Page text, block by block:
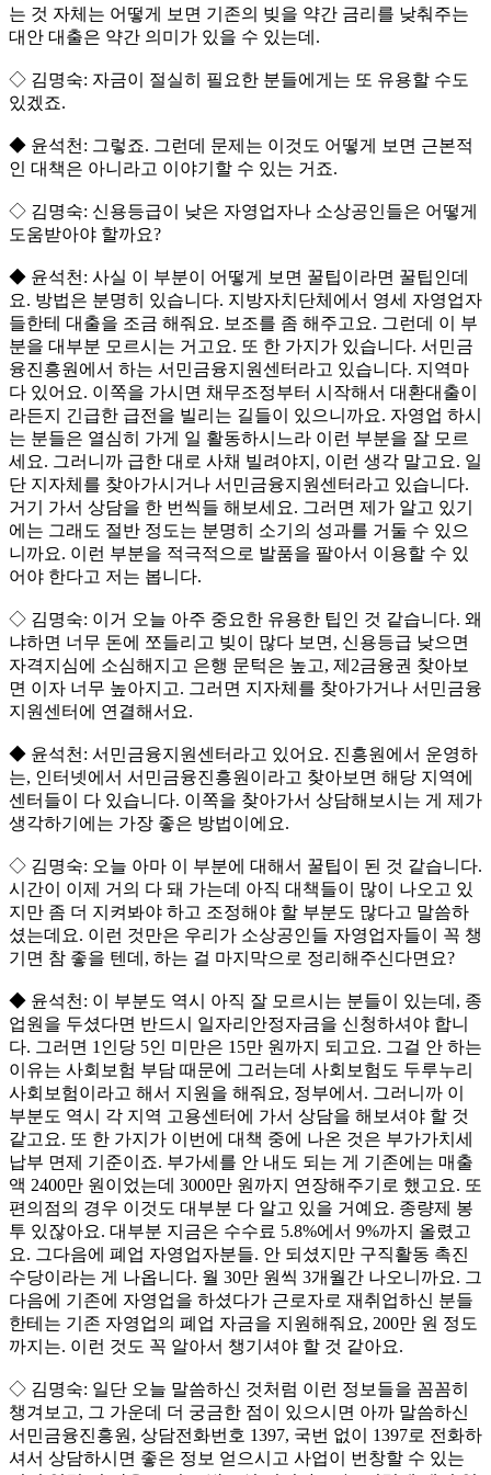
는 것 자체는 어떻게 보면 기존의 빚을 약간 금리를 낮춰주는
대안 대출은 약간 의미가 있을 수 있는데.
◇ 김명숙: 자금이 절실히 필요한 분들에게는 또 유용할 수도
있겠죠.
◆ 윤석천: 그렇죠. 그런데 문제는 이것도 어떻게 보면 근본적
인 대책은 아니라고 이야기할 수 있는 거죠.
◇ 김명숙: 신용등급이 낮은 자영업자나 소상공인들은 어떻게
도움받아야 할까요?
◆ 윤석천: 사실 이 부분이 어떻게 보면 꿀팁이라면 꿀팁인데
요. 방법은 분명히 있습니다. 지방자치단체에서 영세 자영업자
들한테 대출을 조금 해줘요. 보조를 좀 해주고요. 그런데 이 부
분을 대부분 모르시는 거고요. 또 한 가지가 있습니다. 서민금
융진흥원에서 하는 서민금융지원센터라고 있습니다. 지역마
다 있어요. 이쪽을 가시면 채무조정부터 시작해서 대환대출이
라든지 긴급한 급전을 빌리는 길들이 있으니까요. 자영업 하시
는 분들은 열심히 가게 일 활동하시느라 이런 부분을 잘 모르
세요. 그러니까 급한 대로 사채 빌려야지, 이런 생각 말고요. 일
단 지자체를 찾아가시거나 서민금융지원센터라고 있습니다.
거기 가서 상담을 한 번씩들 해보세요. 그러면 제가 알고 있기
에는 그래도 절반 정도는 분명히 소기의 성과를 거둘 수 있으
니까요. 이런 부분을 적극적으로 발품을 팔아서 이용할 수 있
어야 한다고 저는 봅니다.
◇ 김명숙: 이거 오늘 아주 중요한 유용한 팁인 것 같습니다. 왜
냐하면 너무 돈에 쪼들리고 빚이 많다 보면, 신용등급 낮으면
자격지심에 소심해지고 은행 문턱은 높고, 제2금융권 찾아보
면 이자 너무 높아지고. 그러면 지자체를 찾아가거나 서민금융
지원센터에 연결해서요.
◆ 윤석천: 서민금융지원센터라고 있어요. 진흥원에서 운영하
는, 인터넷에서 서민금융진흥원이라고 찾아보면 해당 지역에
센터들이 다 있습니다. 이쪽을 찾아가서 상담해보시는 게 제가
생각하기에는 가장 좋은 방법이에요.
◇ 김명숙: 오늘 아마 이 부분에 대해서 꿀팁이 된 것 같습니다.
시간이 이제 거의 다 돼 가는데 아직 대책들이 많이 나오고 있
지만 좀 더 지켜봐야 하고 조정해야 할 부분도 많다고 말씀하
셨는데요. 이런 것만은 우리가 소상공인들 자영업자들이 꼭 챙
기면 참 좋을 텐데, 하는 걸 마지막으로 정리해주신다면요?
◆ 윤석천: 이 부분도 역시 아직 잘 모르시는 분들이 있는데, 종
업원을 두셨다면 반드시 일자리안정자금을 신청하셔야 합니
다. 그러면 1인당 5인 미만은 15만 원까지 되고요. 그걸 안 하는
이유는 사회보험 부담 때문에 그러는데 사회보험도 두루누리
사회보험이라고 해서 지원을 해줘요, 정부에서. 그러니까 이
부분도 역시 각 지역 고용센터에 가서 상담을 해보셔야 할 것
같고요. 또 한 가지가 이번에 대책 중에 나온 것은 부가가치세
납부 면제 기준이죠. 부가세를 안 내도 되는 게 기존에는 매출
액 2400만 원이었는데 3000만 원까지 연장해주기로 했고요. 또
편의점의 경우 이것도 대부분 다 알고 있을 거예요. 종량제 봉
투 있잖아요. 대부분 지금은 수수료 5.8%에서 9%까지 올렸고
요. 그다음에 폐업 자영업자분들. 안 되셨지만 구직활동 촉진
수당이라는 게 나옵니다. 월 30만 원씩 3개월간 나오니까요. 그
다음에 기존에 자영업을 하셨다가 근로자로 재취업하신 분들
한테는 기존 자영업의 폐업 자금을 지원해줘요, 200만 원 정도
까지는. 이런 것도 꼭 알아서 챙기셔야 할 것 같아요.
◇ 김명숙: 일단 오늘 말씀하신 것처럼 이런 정보들을 꼼꼼히
챙겨보고, 그 가운데 더 궁금한 점이 있으시면 아까 말씀하신
서민금융진흥원, 상담전화번호 1397, 국번 없이 1397로 전화하
셔서 상담하시면 좋은 정보 얻으시고 사업이 번창할 수 있는